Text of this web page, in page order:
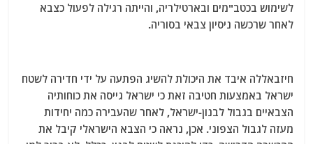
לשימוש בכטב"מים ובארטילריה, והייתה רגילה לפעול כצבא
לאחר שרכשה ניסיון צבאי בסוריה.
חיזבאללה איבד את היכולת להשיג הפתעה על ידי חדירה לשטח
ישראל באמצעות חטיבה זאת כי ישראל גייסה את כוחותיה
הצבאיים בגבול לבנון-ישראל, לאחר שהעבירה כמה יחידות
מעזה לגבול הצפוני. אכן, נראה כי הצבא הישראלי קיבל את